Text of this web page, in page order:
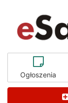
Ogłoszenia